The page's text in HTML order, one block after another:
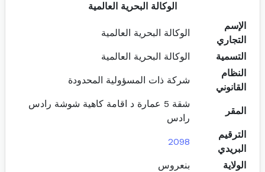
الوكالة البحرية العالمية
الإسم
التجاري
الوكالة البحرية العالمية
التسمية
الوكالة البحرية العالمية
النظام
القانوني
شركة ذات المسؤولية المحدودة
المقر
شقة 5 عمارة د اقامة كاهية شوشة رادس
رادس
الترقيم
البريدي
2098
الولاية بنعروس